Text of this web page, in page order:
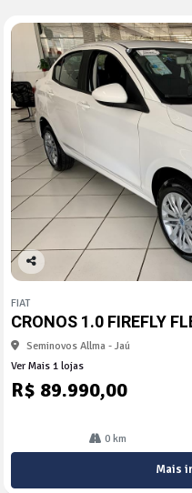
Co
arti
lhe
FIAT
CRONOS 1.0 FIREFLY
Seminovos Allma - Jaú
Ver Mais 1 lojas
R$ 89.990,00
0 km
Mais